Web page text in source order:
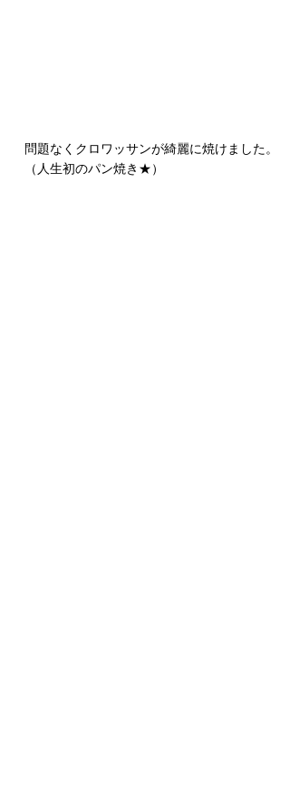
問題なくクロワッサンが綺麗に焼けました。
（人生初のパン焼き★）